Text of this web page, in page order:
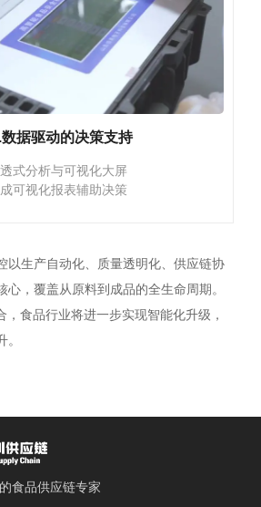
据驱动的决策支持
式分析与可视化大屏
可视化报表辅助决策
以生产自动化、质量透明化、供应链协
心，覆盖从原料到成品的全生命周期。
，食品行业将进一步实现智能化升级，
⻝品供应链专家